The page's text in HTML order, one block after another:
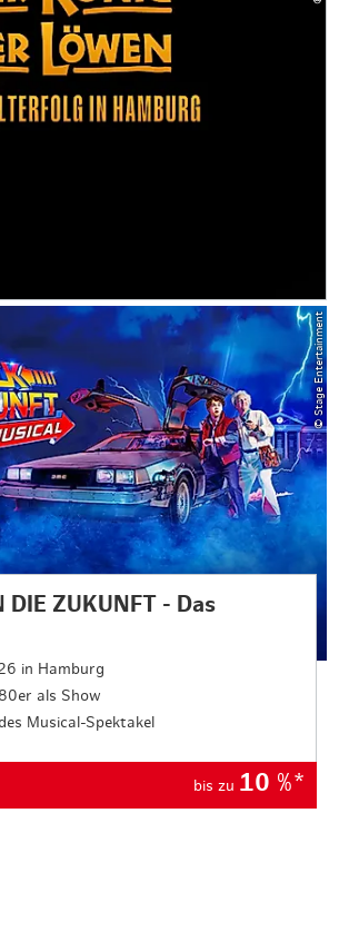
© Stage Entertainment
DIE ZUKUNFT - Das
in Hamburg
als Show
Musical-Spektakel
bis zu 10 %*